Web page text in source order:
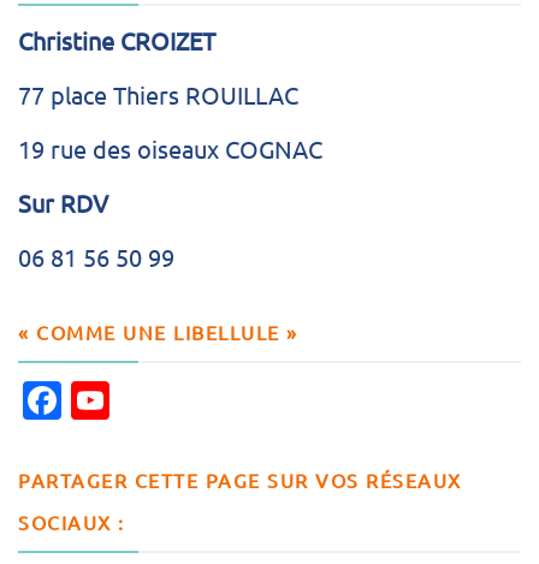
Christine CROIZET
77 place Thiers ROUILLAC
19 rue des oiseaux COGNAC
Sur RDV
06 81 56 50 99
« COMME UNE LIBELLULE »
Facebook
PARTAGER CETTE PAGE SUR VOS RÉSEAUX
SOCIAUX :